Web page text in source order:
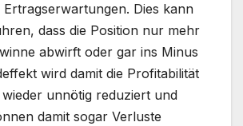
Dies kann
dass die Position nur mehr
abwirft oder gar ins Minus
wird damit die Profitabilität
unnötig reduziert und
damit sogar Verluste